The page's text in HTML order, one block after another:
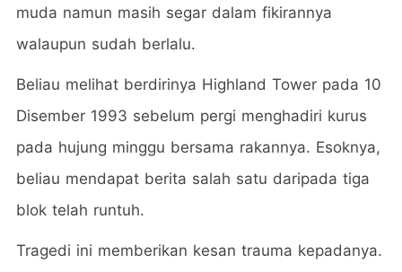
muda namun masih segar dalam fikirannya
walaupun sudah berlalu.
Beliau melihat berdirinya Highland Tower pada 10
Disember 1993 sebelum pergi menghadiri kurus
pada hujung minggu bersama rakannya. Esoknya,
beliau mendapat berita salah satu daripada tiga
blok telah runtuh.
Tragedi ini memberikan kesan trauma kepadanya.